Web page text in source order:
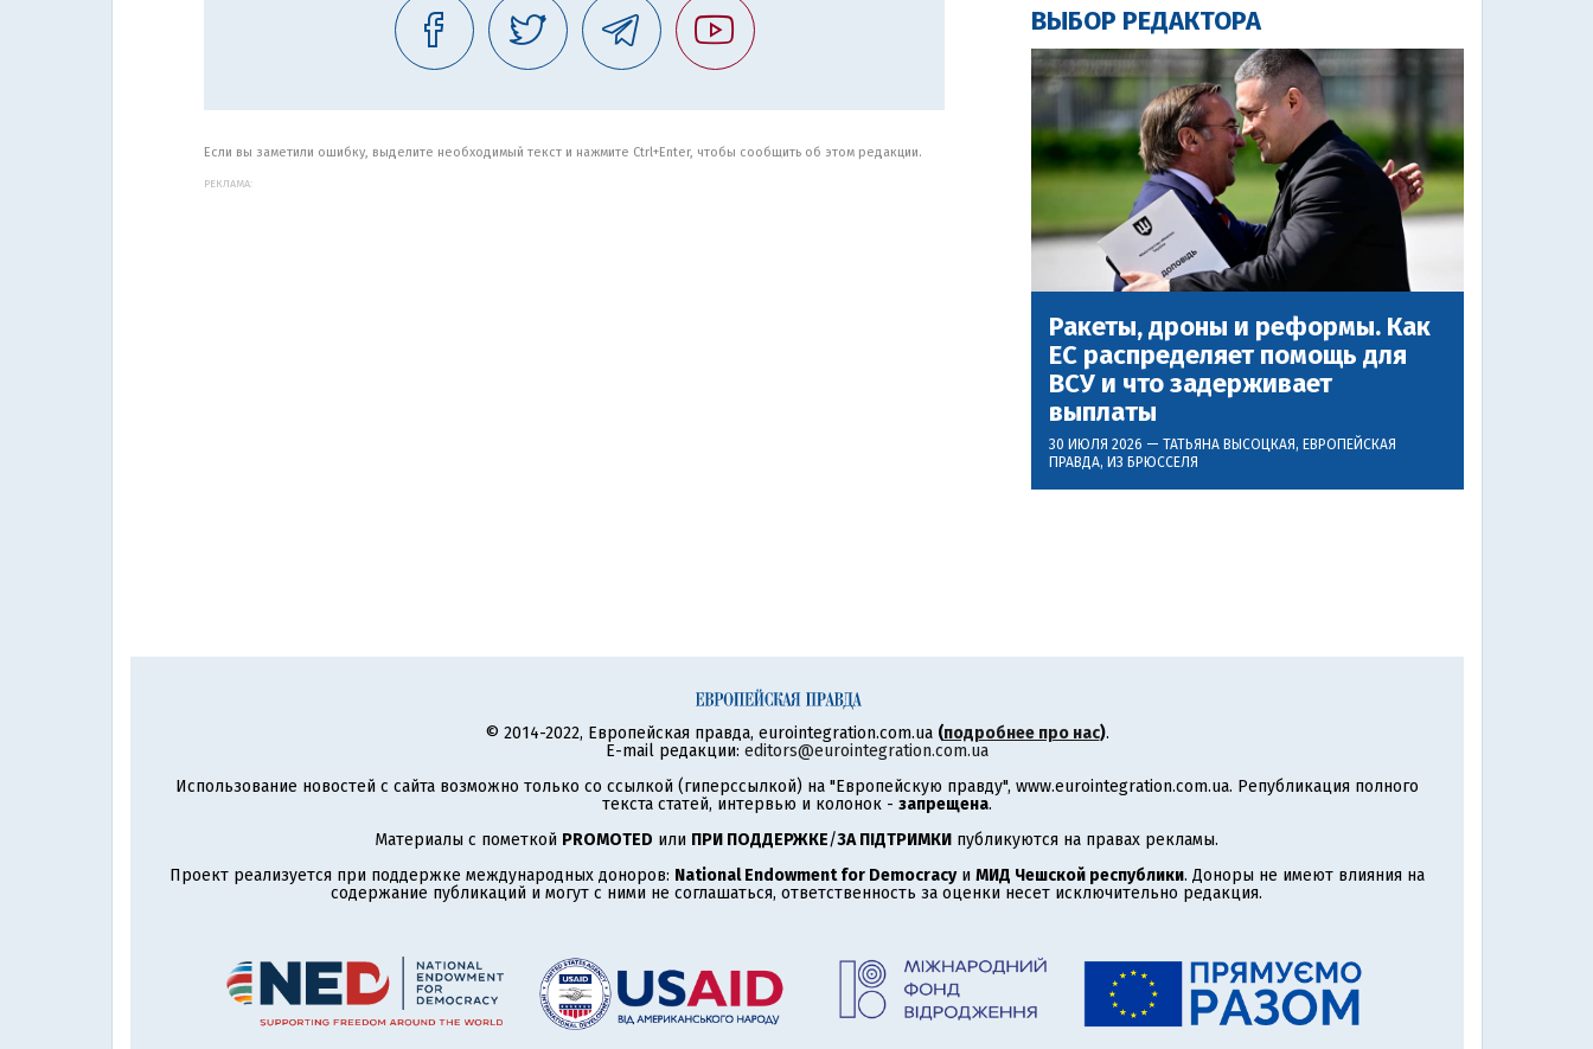
Если вы заметили ошибку, выделите необходимый текст и нажмите Ctrl+Enter, чтобы сообщить об этом редакции.
РЕКЛАМА:
ВЫБОР РЕДАКТОРА
Ракеты, дроны и реформы. Как
ЕС распределяет помощь для
ВСУ и что задерживает
выплаты
30 ИЮЛЯ 2026 — ТАТЬЯНА ВЫСОЦКАЯ, ЕВРОПЕЙСКАЯ
ПРАВДА, ИЗ БРЮССЕЛЯ
© 2014-2022, Европейская правда, eurointegration.com.ua (подробнее про нас).
E-mail редакции: editors@eurointegration.com.ua
Использование новостей с сайта возможно только со ссылкой (гиперссылкой) на "Европейскую правду", www.eurointegration.com.ua. Републикация полного
текста статей, интервью и колонок - запрещена.
Материалы с пометкой PROMOTED или ПРИ ПОДДЕРЖКЕ/ЗА ПІДТРИМКИ публикуются на правах рекламы.
Проект реализуется при поддержке международных доноров: National Endowment for Democracyи МИД Чешской республики. Доноры не имеют влияния на
содержание публикаций и могут с ними не соглашаться, ответственность за оценки несет исключительно редакция.